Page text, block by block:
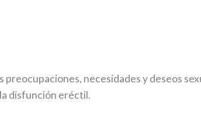
necesidades y deseos
disfunción eréctil.